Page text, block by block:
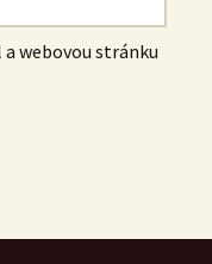
webovou stránku